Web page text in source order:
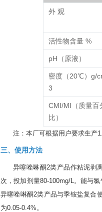
外 观
活性物含量 %
pH（原液）
密度（20℃）g/
3
CMI/MI（质量百
比）
注：本厂可根据用户要求生产
三、使用方法
异噻唑啉酮2类产品作粘泥剥
次，投加剂量80-100mg/L。能与
异噻唑啉酮2类产品与季铵盐复合
为0.05-0.4%。